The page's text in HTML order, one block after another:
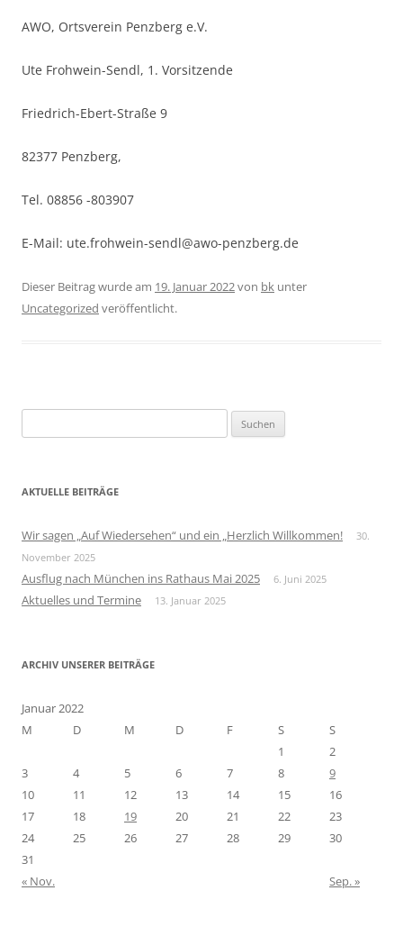
AWO, Ortsverein Penzberg e.V.
Ute Frohwein-Sendl, 1. Vorsitzende
Friedrich-Ebert-Straße 9
82377 Penzberg,
Tel. 08856 -803907
E-Mail: ute.frohwein-sendl@awo-penzberg.de
Dieser Beitrag wurde am 19. Januar 2022von bk unter
Uncategorized veröffentlicht.
u
h
n
a
c
AKTUELLE BEITRÄGE
Wir sagen „Auf Wiedersehen“ und ein „Herzlich Willkommen!
30.
November 2025
Ausflug nach München ins Rathaus Mai 2025 6. Juni 2025
Aktuelles und Termine 13. Januar 2025
ARCHIV UNSERER BEITRÄGE
Januar 2022
M
D M D F S
S
1
2
3
4 5 6 7 8
9
10
11 12 13 14 15
16
17
18 19 20 21 22
23
24
25 26 27 28 29
30
31
« Nov.
Sep. »